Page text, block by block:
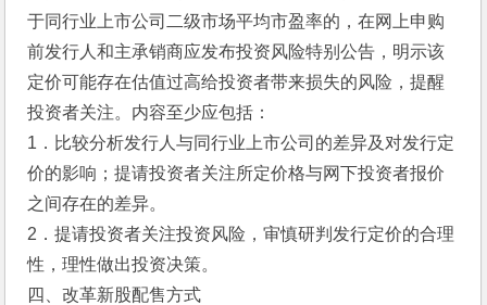
于同行业上市公司二级市场平均市盈率的，在网上申购
前发行人和主承销商应发布投资风险特别公告，明示该
定价可能存在估值过高给投资者带来损失的风险，提醒
投资者关注。内容至少应包括：
1．比较分析发行人与同行业上市公司的差异及对发行定
价的影响；提请投资者关注所定价格与网下投资者报价
之间存在的差异。
2．提请投资者关注投资风险，审慎研判发行定价的合理
性，理性做出投资决策。
四、改革新股配售方式